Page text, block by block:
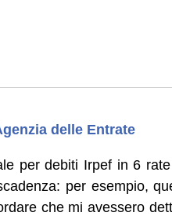
delle Entrate
per debiti Irpef in 6
per esempio,
che mi avessero